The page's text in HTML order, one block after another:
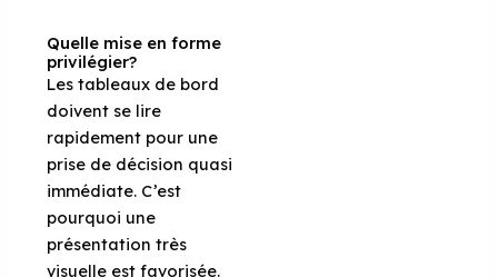
Quelle mise en forme
privilégier?
Les tableaux de bord
doivent se lire
rapidement pour une
prise de décision quasi
immédiate. C’est
pourquoi une
présentation très
visuelle est favorisée.